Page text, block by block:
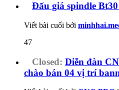
Đấu giá spindle Bt30
Viết bài cuối bởi
47
Closed: Diễn đàn
chào bán 04 vị trí